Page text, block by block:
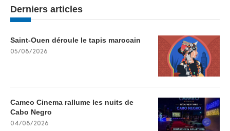
Derniers articles
Saint-Ouen déroule le tapis marocain
05/08/2026
Cameo Cinema rallume les nuits de
Cabo Negro
04/08/2026